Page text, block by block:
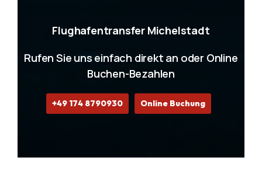
Flughafentransfer Michelstadt
Rufen Sie uns einfach direkt an oder Online
Buchen-Bezahlen
+49 174 8790930 Online Buchung